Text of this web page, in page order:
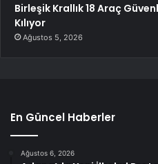
Birleşik Krallık 18 Araç
Kılıyor
Ağustos 5, 2026
En Güncel Haberler
Ağustos 6, 2026